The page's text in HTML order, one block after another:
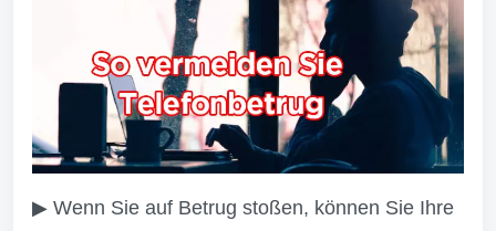
▶ Wenn Sie auf Betrug stoßen, können Sie Ihre